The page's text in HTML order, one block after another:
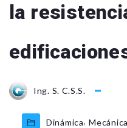
la
Ing. S. C.S.S.
Dinámica,